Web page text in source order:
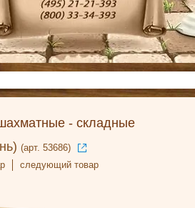
- складные
(арт. 53686)
следующий товар